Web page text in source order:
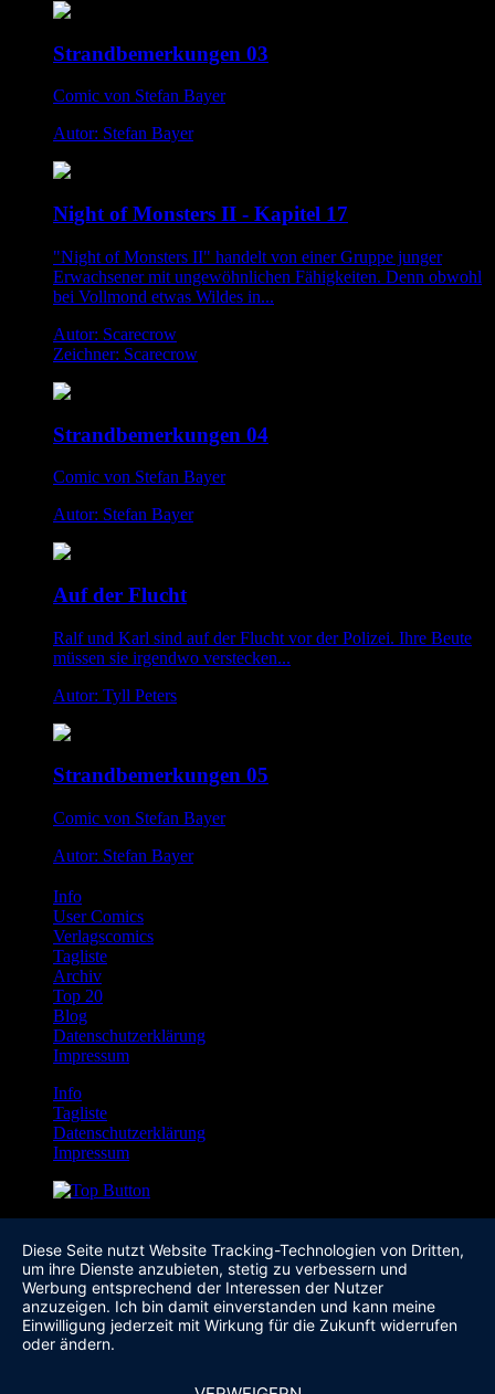
Strandbemerkungen 03
Comic von Stefan Bayer
Autor: Stefan Bayer
Night of Monsters II - Kapitel 17
"Night of Monsters II" handelt von einer Gruppe junger
Erwachsener mit ungewöhnlichen Fähigkeiten. Denn obwohl
bei Vollmond etwas Wildes in...
Autor: Scarecrow
Zeichner: Scarecrow
Strandbemerkungen 04
Comic von Stefan Bayer
Autor: Stefan Bayer
Auf der Flucht
Ralf und Karl sind auf der Flucht vor der Polizei. Ihre Beute
müssen sie irgendwo verstecken...
Autor: Tyll Peters
Strandbemerkungen 05
Comic von Stefan Bayer
Autor: Stefan Bayer
Info
User Comics
Verlagscomics
Tagliste
Archiv
Top 20
Blog
Datenschutzerklärung
Impressum
Info
Tagliste
Datenschutzerklärung
Impressum
Diese Seite nutzt Website Tracking-Technologien von Dritten,
um ihre Dienste anzubieten, stetig zu verbessern und
Werbung entsprechend der Interessen der Nutzer
anzuzeigen. Ich bin damit einverstanden und kann meine
Einwilligung jederzeit mit Wirkung für die Zukunft widerrufen
oder ändern.